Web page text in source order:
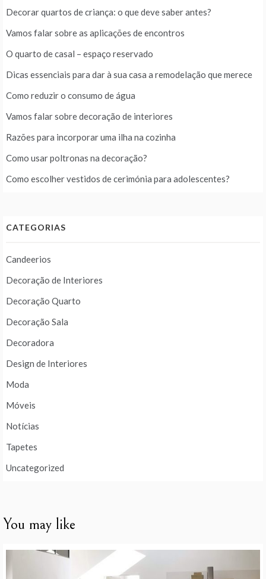
Decorar quartos de criança: o que deve saber antes?
Vamos falar sobre as aplicações de encontros
O quarto de casal – espaço reservado
Dicas essenciais para dar à sua casa a remodelação que merece
Como reduzir o consumo de água
Vamos falar sobre decoração de interiores
Razões para incorporar uma ilha na cozinha
Como usar poltronas na decoração?
Como escolher vestidos de cerimónia para adolescentes?
CATEGORIAS
Candeerios
Decoração de Interiores
Decoração Quarto
Decoração Sala
Decoradora
Design de Interiores
Moda
Móveis
Notícias
Tapetes
Uncategorized
You may like